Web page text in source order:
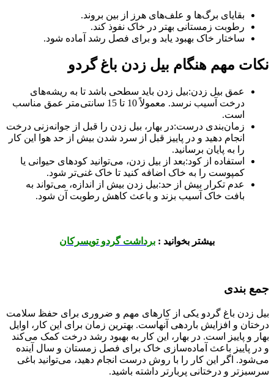
بقایای برگ‌ها و علف‌های هرز از بین بروند.
رطوبت زمستانی بهتر در خاک نفوذ کند.
ساختار خاک بهبود یابد و برای فصل رشد آماده شود.
نکات مهم هنگام بیل زدن باغ گردو
عمق بیل زدن:بیل زدن باید سطحی باشد تا به ریشه‌های
درخت آسیب نرسد. معمولاً 10 تا 15 سانتی‌متر عمق مناسب
است.
زمان‌بندی درست:در بهار، بیل زدن را قبل از جوانه‌زنی درخت
انجام دهید و در پاییز قبل از سرد شدن بیش از حد هوا این کار
را به پایان برسانید.
استفاده از کود:بعد از بیل زدن، می‌توانید کودهای حیوانی یا
کمپوست را به خاک اضافه کنید تا خاک غنی‌تر شود.
عدم تکرار بیش از حد:بیل زدن بیش از اندازه، می‌تواند به
بافت خاک آسیب بزند و باعث کاهش رطوبت آن شود.
بیشتر بخوانید : برداشت گردو تویسرکان
جمع‌ بندی
بیل زدن باغ گردو یکی از کارهای مهم و ضروری برای حفظ سلامت
درختان و افزایش باردهی آنهاست. بهترین زمان برای این کار، اوایل
بهار و پاییز است. در بهار، این کار به بهبود رشد درخت کمک می‌کند
و در پاییز باعث آماده‌سازی خاک برای فصل زمستان و سال آینده
می‌شود. اگر این کار را با روش درست انجام دهید، می‌توانید باغی
سرسبزتر و درختانی پربارتر داشته باشید.